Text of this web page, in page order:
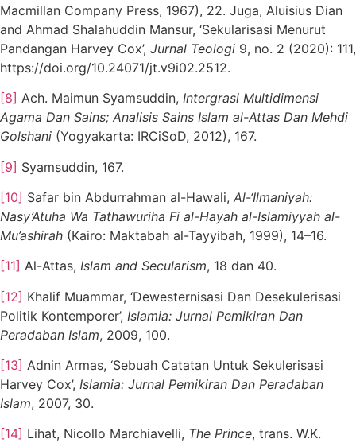
Macmillan Company Press, 1967), 22. Juga, Aluisius Dian
and Ahmad Shalahuddin Mansur, ‘Sekularisasi Menurut
Pandangan Harvey Cox’, Jurnal Teologi 9, no. 2 (2020): 111,
https://doi.org/10.24071/jt.v9i02.2512.
[8] Ach. Maimun Syamsuddin, Intergrasi Multidimensi
Agama Dan Sains; Analisis Sains Islam al-Attas Dan Mehdi
Golshani (Yogyakarta: IRCiSoD, 2012), 167.
[9] Syamsuddin, 167.
[10] Safar bin Abdurrahman al-Hawali, Al-‘Ilmaniyah:
Nasy’Atuha Wa Tathawuriha Fi al-Hayah al-Islamiyyah al-
Mu’ashirah (Kairo: Maktabah al-Tayyibah, 1999), 14–16.
[11] Al-Attas, Islam and Secularism, 18 dan 40.
[12] Khalif Muammar, ‘Dewesternisasi Dan Desekulerisasi
Politik Kontemporer’, Islamia: Jurnal Pemikiran Dan
Peradaban Islam, 2009, 100.
[13] Adnin Armas, ‘Sebuah Catatan Untuk Sekulerisasi
Harvey Cox’, Islamia: Jurnal Pemikiran Dan Peradaban
Islam, 2007, 30.
[14] Lihat, Nicollo Marchiavelli, The Prince, trans. W.K.